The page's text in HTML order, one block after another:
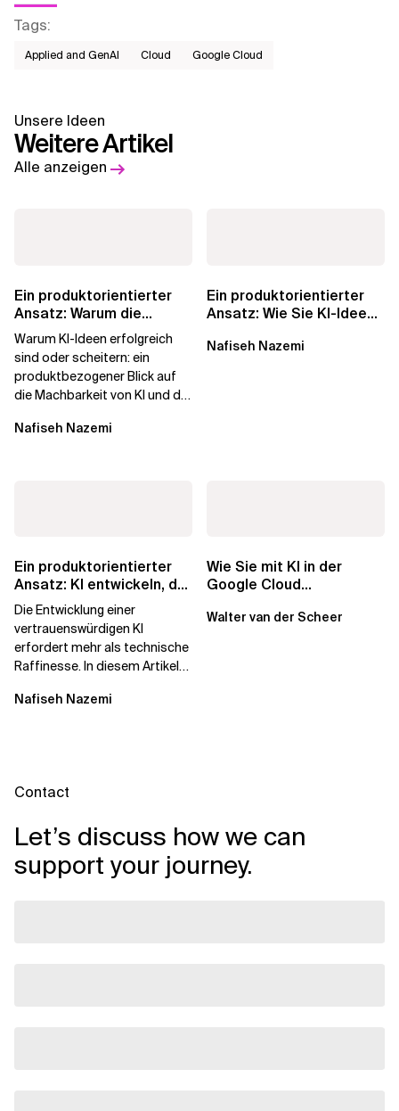
Tags:
Applied and GenAI Cloud Google Cloud
Unsere Ideen
Weitere Artikel
Alle anzeigen
Ein produktorientierter
Ansatz: Warum die
Machbarkeit von KI
darüber...
Warum KI-Ideen erfolgreich
sind oder scheitern: ein
produktbezogener Blick auf
die Machbarkeit von KI und die
verarbeiten, und...
Nafiseh Nazemi
Ein produktorientierter
Ansatz: Wie Sie KI-Ideen
Geschäftswert...
Nafiseh Nazemi
Ein produktorientierter
Ansatz: KI entwickeln, der
die Menschen vertrauen
Die Entwicklung einer
vertrauenswürdigen KI
erfordert mehr als technische
Raffinesse. In diesem Artikel
Begehrlichkeit von KI...
Nafiseh Nazemi
Wie Sie mit KI in der
Google Cloud
freisetzen
Walter van der Scheer
Contact
Let’s discuss how we can
support your journey.